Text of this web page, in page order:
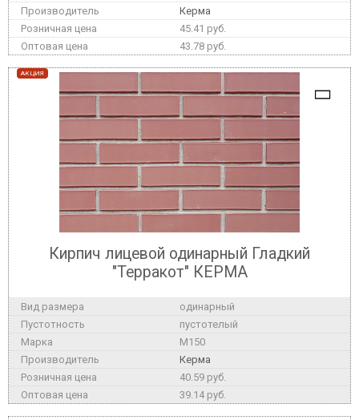
Керма
45.41 руб.
43.78 руб.
АКЦИЯ
Кирпич лицевой одинарный Гладкий
"Терракот" КЕРМА
одинарный
пустотелый
M150
Керма
40.59 руб.
39.14 руб.